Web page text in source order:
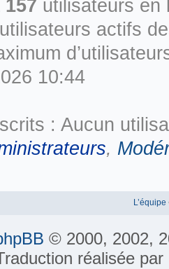
157 utilisateurs en
actifs
10:44
: Aucun
,
L’équipe
© 2000, 2002,
réalisée par